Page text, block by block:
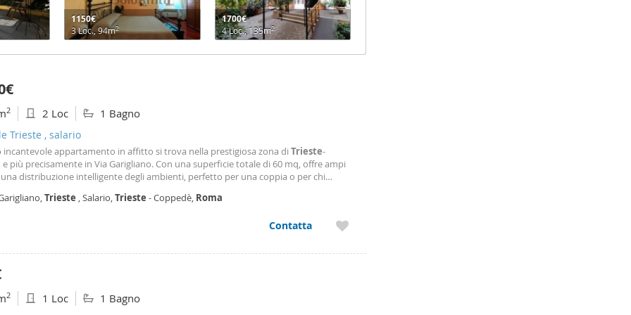
1150€
3 Loc., 94m2
1700€
4 Loc., 135m2
2 2 Loc 1 Bagno
Trieste , salario
incantevole appartamento in affitto si trova nella prestigiosa zona di Trieste-
e più precisamente in Via Garigliano. Con una superficie totale di 60 mq, offre ampi
una distribuzione intelligente degli ambienti, perfetto per una coppia o per chi
di un edificio di cinque
Trieste , Salario,Trieste - Coppedè, Roma
Contatta
2 1 Loc 1 Bagno